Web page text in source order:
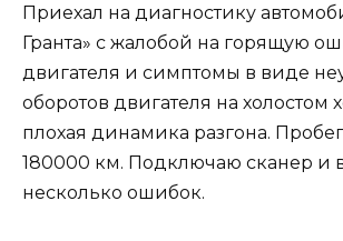
Приехал на диагностику
Гранта» с жалобой на горящую
двигателя и симптомы в виде
оборотов двигателя на холостом
плохая динамика разгона.
180000 км. Подключаю сканер и
несколько ошибок.